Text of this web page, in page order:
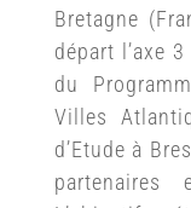
Bretagne
départ l’axe
du
Villes
d’Etude à
partenaires